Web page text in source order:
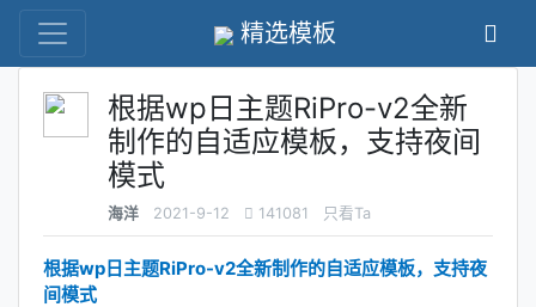
精选模板
根据wp日主题RiPro-v2全新
制作的自适应模板，支持夜间
模式
海洋 2021-9-12 141081 只看Ta
根据wp日主题RiPro-v2全新制作的自适应模板，支持夜
间模式